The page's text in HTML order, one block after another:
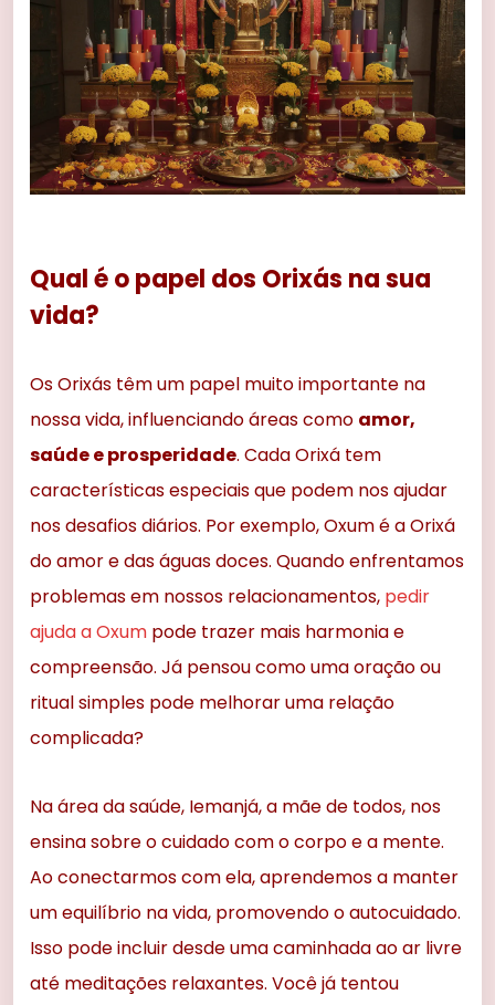
Qual é o papel dos Orixás na sua
vida?
Os Orixás têm um papel muito importante na
nossa vida, influenciando áreas como amor,
saúde e prosperidade. Cada Orixá tem
características especiais que podem nos ajudar
nos desafios diários. Por exemplo, Oxum é a Orixá
do amor e das águas doces. Quando enfrentamos
problemas em nossos relacionamentos, pedir
ajuda a Oxum pode trazer mais harmonia e
compreensão. Já pensou como uma oração ou
ritual simples pode melhorar uma relação
complicada?
Na área da saúde, Iemanjá, a mãe de todos, nos
ensina sobre o cuidado com o corpo e a mente.
Ao conectarmos com ela, aprendemos a manter
um equilíbrio na vida, promovendo o autocuidado.
Isso pode incluir desde uma caminhada ao ar livre
até meditações relaxantes. Você já tentou